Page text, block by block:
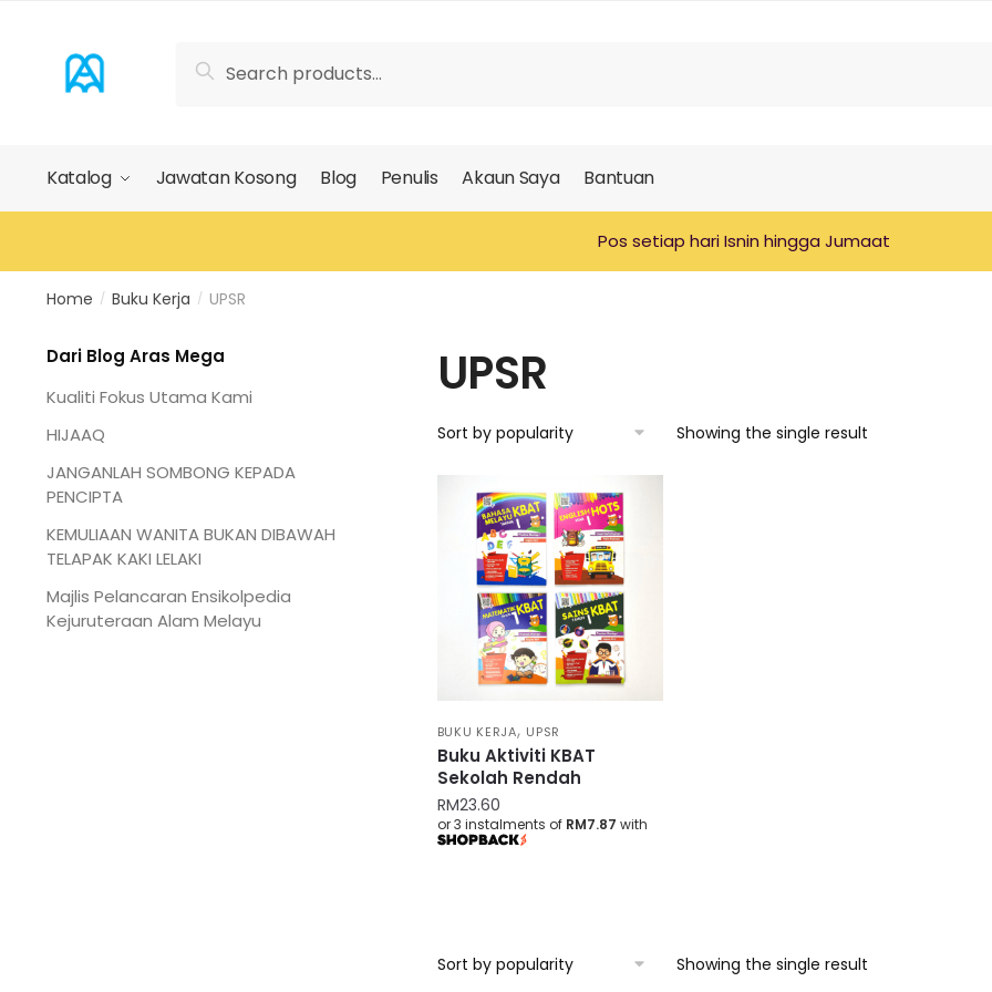
navigation
content
for:
Search
Katalog Jawatan Kosong Blog Penulis Akaun Saya Bantuan
Pos setiap hari Isnin hingga Jumaat
Home / Buku Kerja / UPSR
UPSR
Showing the single result
BUKU KERJA, UPSR
Buku Aktiviti KBAT
Sekolah Rendah
RM23.60
or 3 instalments of RM7.87 with
Showing the single result
Dari Blog Aras Mega
Kualiti Fokus Utama Kami
HIJAAQ
JANGANLAH SOMBONG KEPADA
PENCIPTA
KEMULIAAN WANITA BUKAN DIBAWAH
TELAPAK KAKI LELAKI
Majlis Pelancaran Ensikolpedia
Kejuruteraan Alam Melayu